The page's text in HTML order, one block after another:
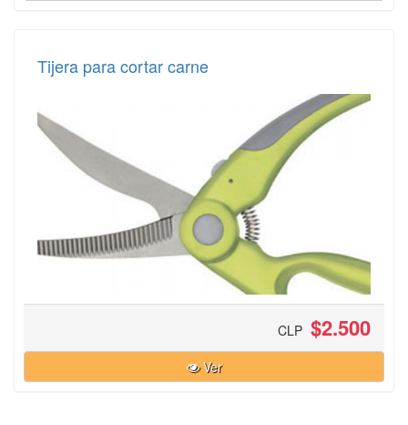
Tijera para cortar carne
CLP $2.500
Ver